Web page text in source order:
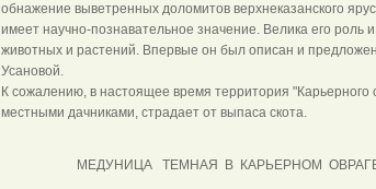
обнажение выветренных доломитов верхнеказанского
имеет научно-познавательное значение. Велика его роль
животных и растений. Впервые он был описан и
Усановой.
К сожалению, в настоящее время территория
местными дачниками, страдает от выпаса скота.
МЕДУНИЦА ТЕМНАЯ В КАРЬЕРНОМ